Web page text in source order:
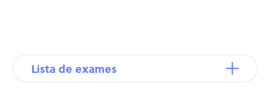
Lista de exames